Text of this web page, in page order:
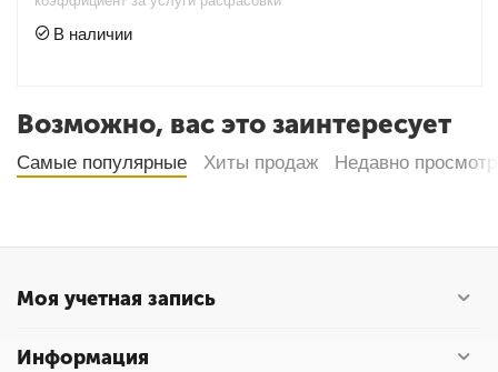
В наличии
Возможно, вас это заинтересует
Самые популярные Хиты продаж Недавно
Моя учетная запись
Информация